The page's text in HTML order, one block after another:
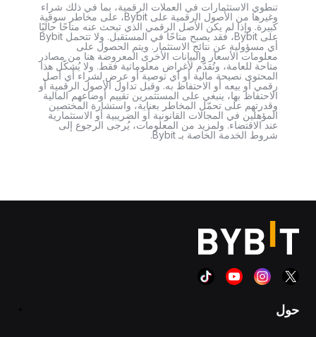
تنطوي الاستثمارات في العملات الرقمية، بما في ذلك شراء
وغيرها من الأصول الرقمية على Bybit، على مخاطر سوقية
كبيرة. وإذا لم يكن الأصل الرقمي الذي تبحث عنه متاحًا حاليًا
على Bybit، فقد يصبح متاحًا في المستقبل. ولا تتحمل Bybit
أي مسؤولية عن نتائج الاستثمار. ويتم الحصول على
معلومات الأسعار والبيانات الأخرى المعروضة هنا من مصادر
متاحة للعامة، وتُقدَّم لأغراض معلوماتية فقط. ولا يُشكّل هذا
المحتوى نصيحة مالية أو أي توصية أو عرض لشراء أي أصل
رقمي أو بيعه أو الاحتفاظ به. وقبل تداول الأصول الرقمية أو
الاحتفاظ بها، ينبغي على المستثمرين تقييم أوضاعهم المالية
وقدرتهم على تحمّل المخاطر بعناية، واستشارة المختصين
المؤهلين في المجالات القانونية أو الضريبية أو الاستثمارية
عند الاقتضاء. ولمزيد من المعلومات، يُرجى الرجوع إلى
شروط الخدمة الخاصة بـ Bybit.
حول